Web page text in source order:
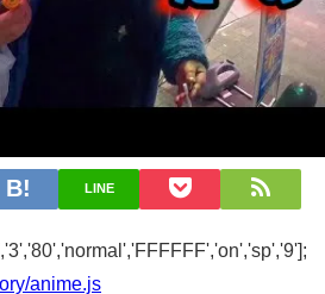
LINE
anime.js